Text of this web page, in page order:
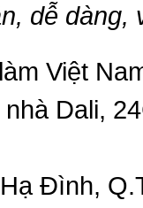
dễ dàng,
Việt
Dali,
Đình,